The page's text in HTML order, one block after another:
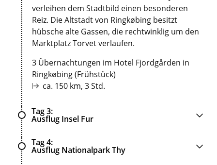
verleihen dem Stadtbild einen besonderen
Reiz. Die Altstadt von Ringkøbing besitzt
hübsche alte Gassen, die rechtwinklig um den
Marktplatz Torvet verlaufen.
3 Übernachtungen im Hotel Fjordgården in
Ringkøbing (Frühstück)
ca. 150 km, 3 Std.
Tag 3
Ausflug Insel Fur
Tag 4
Ausflug Nationalpark Thy